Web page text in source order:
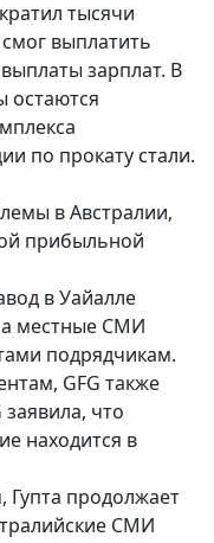
тысячи
выплатить
зарплат. В
остаются
по прокату стали.
в Австралии,
прибыльной
в Уайалле
а местные СМИ
подрядчикам.
GFG также
заявила, что
находится в
продолжает
СМИ